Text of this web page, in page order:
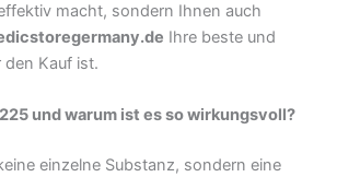
macht, sondern Ihnen auch
Ihre beste und
den Kauf ist.
und warum ist es so wirkungsvoll?
einzelne Substanz, sondern eine